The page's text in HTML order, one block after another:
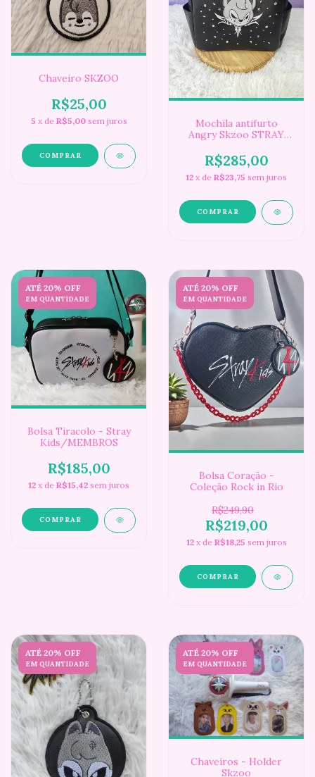
Chaveiro SKZOO
R$25,00
5 x de R$5,00 sem juros
COMPRAR
Mochila antifurto
Angry Skzoo STRAY
R$285,00
12 x de R$23,75 sem juros
COMPRAR
ATÉ 20% OFF
EM QUANTIDADE
Bolsa Tiracolo - Stray
Kids/MEMBROS
R$185,00
12 x de R$15,42 sem juros
ATÉ 20% OFF
EM QUANTIDADE
Bolsa Coração -
Coleção Rock in Rio
R$249,90
R$219,00
12 x de R$18,25 sem juros
ATÉ 20% OFF
EM QUANTIDADE
ATÉ 20% OFF
EM QUANTIDADE
Chaveiros - Holder
Skzoo